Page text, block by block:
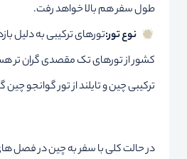
طول سفر هم بالا خواهد رفت.
نوع تور:تورهای ترکیبی به دلیل
کشور از تورهای تک مقصدی گران تر
ترکیبی چین و تایلند از تور گوانجو چین
در حالت کلی با سفر به چین در فصل